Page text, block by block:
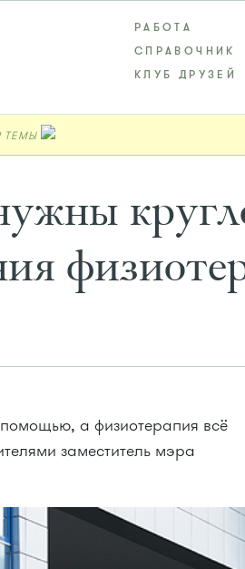
ТЕМЫ
РАБОТА
СПРАВОЧНИК
КЛУБ ДРУЗЕЙ
а физиотерапия всё
заместитель мэра